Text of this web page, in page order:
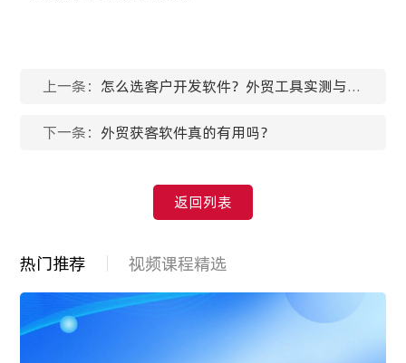
上一条： 怎么选客户开发软件？外贸工具实测与选
型推荐
下一条： 外贸获客软件真的有用吗？
返回列表
热门推荐 视频课程精选